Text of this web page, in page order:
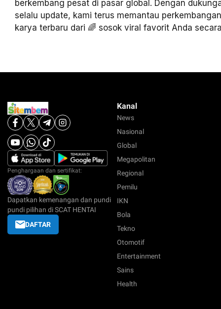
berkembang pesat di pasar global. Dengan
selalu update, kami terus memantau
karya terbaru dari 🌈 sosok viral favorit Anda
Penghargaan dan sertifikat:
Dapatkan kemenangan dan pundi
pundi pilihan di SCAT HENTAI
DAFTAR
Kanal
News
Nasional
Global
Megapolitan
Regional
Pemilu
IKN
Bola
Tekno
Otomotif
Entertainment
Sains
Health